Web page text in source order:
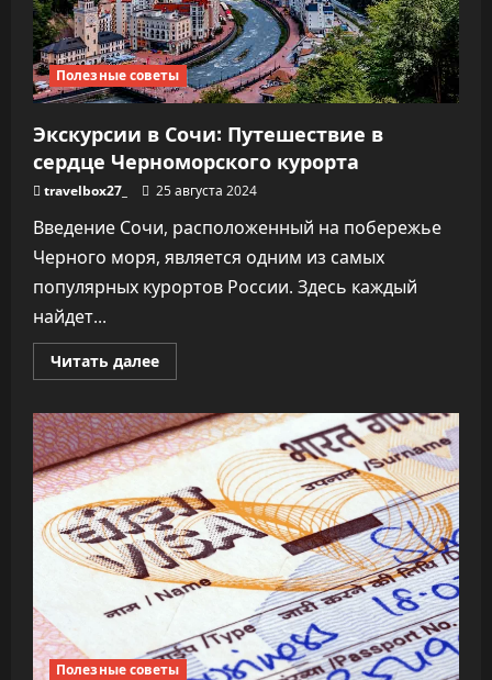
Полезные советы
Экскурсии в Сочи: Путешествие в
сердце Черноморского курорта
travelbox27_ 25 августа 2024
Введение Сочи, расположенный на побережье
Черного моря, является одним из самых
популярных курортов России. Здесь каждый
найдет...
Читать далееПрочитать
больше
в
Сочи:
Путешествие
в
сердце
Черноморского
курорта
Полезные советы